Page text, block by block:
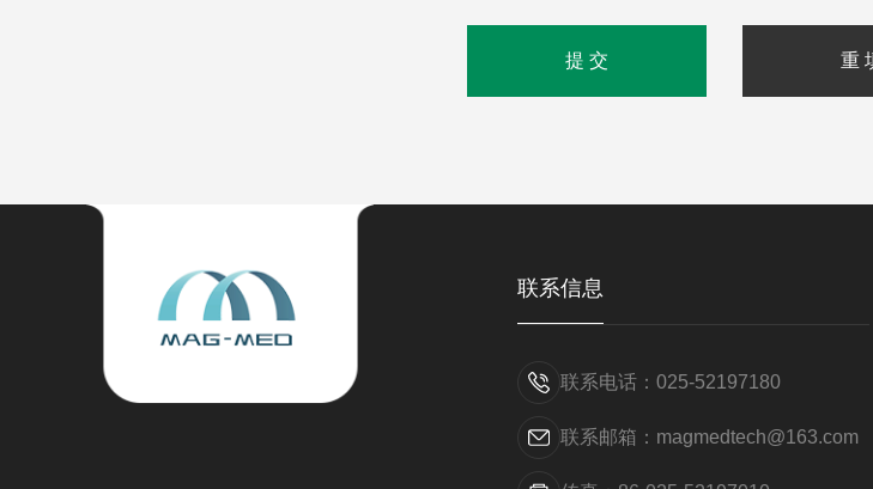
联系信息
联系电话：025-52197180
联系邮箱：magmedtech@163.com